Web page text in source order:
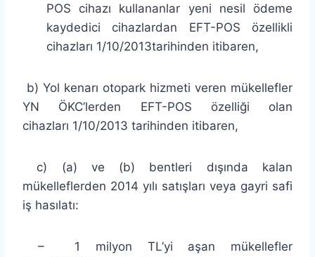
POS cihazı kullananlar yeni nesil ödeme
kaydedici cihazlardan EFT-POS özellikli
cihazları 1/10/2013tarihinden itibaren,
b) Yol kenarı otopark hizmeti veren mükellefler
YN ÖKC’lerden EFT-POS özelliği olan
cihazları 1/10/2013 tarihinden itibaren,
c) (a) ve (b) bentleri dışında kalan
mükelleflerden 2014 yılı satışları veya gayri safi
iş hasılatı:
– 1 milyon TL’yi aşan mükellefler